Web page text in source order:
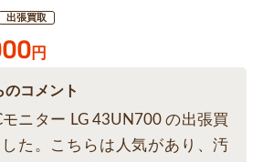
出張買取
円
コメント
ニター LG 43UN700 の出張買
た。こちらは人気があり、汚